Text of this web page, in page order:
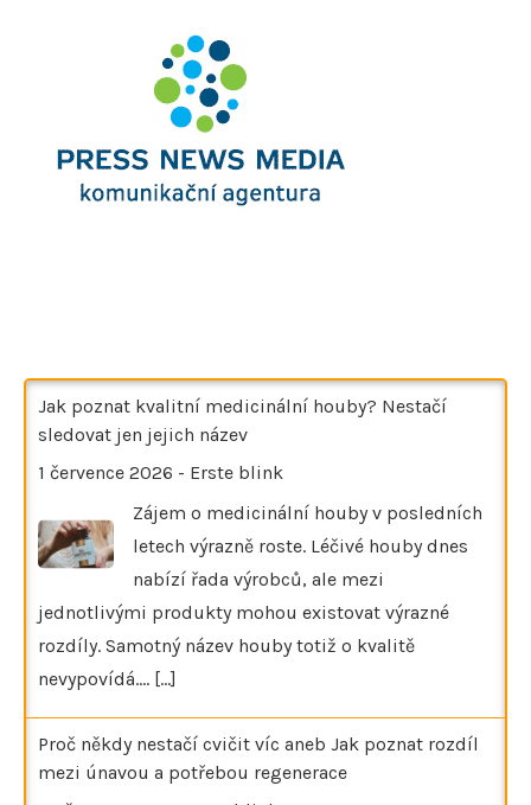
Jak poznat kvalitní medicinální houby? Nestačí
sledovat jen jejich název
1 července 2026 - Erste blink
Zájem o medicinální houby v posledních
letech výrazně roste. Léčivé houby dnes
nabízí řada výrobců, ale mezi
jednotlivými produkty mohou existovat výrazné
rozdíly. Samotný název houby totiž o kvalitě
nevypovídá.… [...]
Proč někdy nestačí cvičit víc aneb Jak poznat rozdíl
mezi únavou a potřebou regenerace